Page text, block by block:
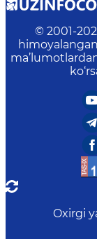
© 2001-
Oxirgi